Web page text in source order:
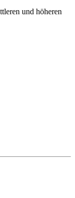
und höheren